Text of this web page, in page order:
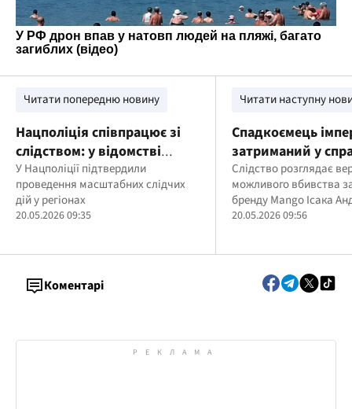
Читати попередню новину
Нацполіція співпрацює зі
слідством: у відомстві
підтвердили проведення
обшуків у трьох обласних
главках
У Нацполіції підтвердили
проведення масштабних слідчих
дій у регіонах
20.05.2026 09:35
Читати наступну
Спадкоємець
затриманий у
смерть батька:
Слідство розглядає
можливого вбивства
бренду Mango Ісака
20.05.2026 09:56
Коментарі